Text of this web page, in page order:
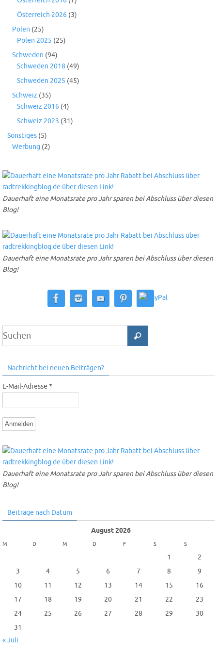
Österreich 2026 (3)
Polen (25)
Polen 2025 (25)
Schweden (94)
Schweden 2018 (49)
Schweden 2025 (45)
Schweiz (35)
Schweiz 2016 (4)
Schweiz 2023 (31)
Sonstiges (5)
Werbung (2)
Dauerhaft eine Monatsrate pro Jahr sparen bei Abschluss über diesen
Blog!
Dauerhaft eine Monatsrate pro Jahr sparen bei Abschluss über diesen
Blog!
Nachricht bei neuen Beiträgen?
E-Mail-Adresse *
Dauerhaft eine Monatsrate pro Jahr sparen bei Abschluss über diesen
Blog!
Beiträge nach Datum
August 2026
M D M D F S S
1
2
3
4 5 6 7 8
9
10
11 12 13 14 15
16
17
18 19 20 21 22
23
24
25 26 27 28 29
30
31
« Juli